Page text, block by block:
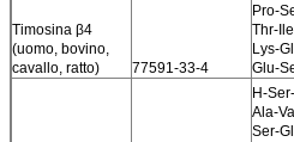
Timosina β4
(uomo, bovino,
cavallo, ratto)
77591-33-4
Pro-
Thr-
Lys-
Glu-
H-
Ala-
Ser-